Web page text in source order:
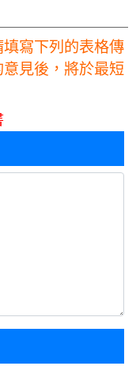
寫下列的表格傳
見後，將於最短